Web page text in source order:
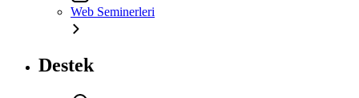
Web Seminerleri
Destek